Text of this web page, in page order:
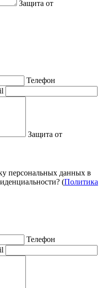
Защита от
Телефон
Защита от
персональных данных в
(Политика
Телефон